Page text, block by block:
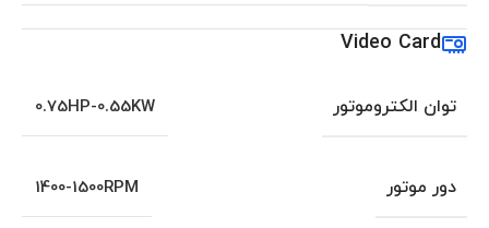
Video Card
توان الکتروموتور 0.75HP-0.55KW
دور موتور 1400-1500RPM